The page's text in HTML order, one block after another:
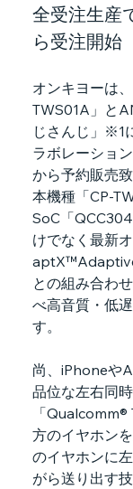
全受注生産
ら受注開始
オンキヨーは
TWS01A」と
じさんじ」※1
ラボレーショ
から予約販売致
本機種「CP-
SoC「
けでなく最新
との組み合わ
べ高音質・低
す。
尚、iPhoneや
品位な左右同
「
方のイヤホン
のイヤホンに
がら送り出す